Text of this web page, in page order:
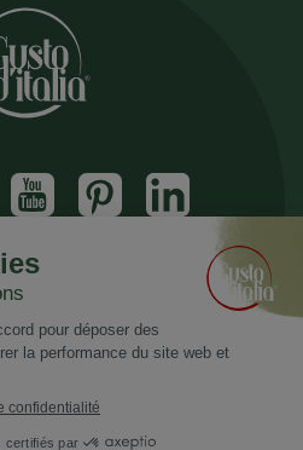
à notre newsletter
et promotions